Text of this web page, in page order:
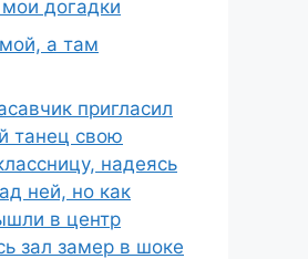
догадки
а там
пригласил
танец свою
надеясь
ней, но как
в центр
зал замер в шоке